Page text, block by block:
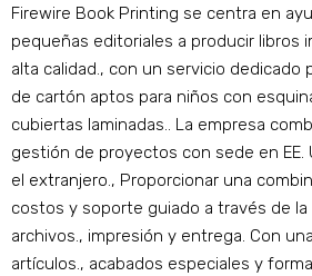
Firewire Book Printing se centra en
pequeñas editoriales a producir libros
alta calidad., con un servicio dedicado
de cartón aptos para niños con
cubiertas laminadas.. La empresa
gestión de proyectos con sede en EE.
el extranjero., Proporcionar una
costos y soporte guiado a través de la
archivos., impresión y entrega. Con
artículos., acabados especiales y